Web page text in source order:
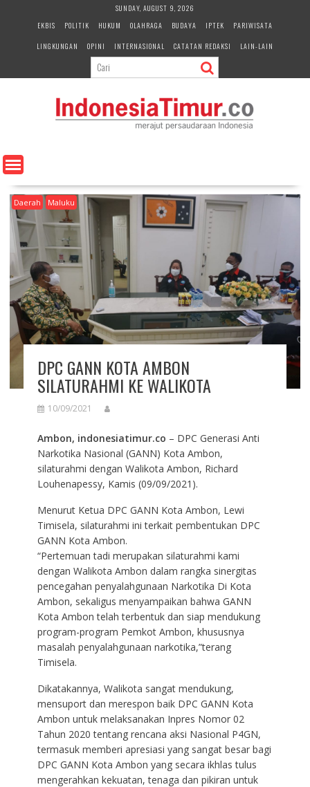
e
n
SUNDAY, AUGUST 9, 2026
EKBIS
POLITIK HUKUM OLAHRAGA BUDAYA IPTEK
PARIWISATA
LINGKUNGAN
OPINI INTERNASIONAL CATATAN REDAKSI LAIN-LAIN
Daerah Maluku
DPC GANN KOTA AMBON
SILATURAHMI KE WALIKOTA
10/09/2021
Ambon, indonesiatimur.co – DPC Generasi Anti
Narkotika Nasional (GANN) Kota Ambon,
silaturahmi dengan Walikota Ambon, Richard
Louhenapessy, Kamis (09/09/2021).
Menurut Ketua DPC GANN Kota Ambon, Lewi
Timisela, silaturahmi ini terkait pembentukan DPC
GANN Kota Ambon.
“Pertemuan tadi merupakan silaturahmi kami
dengan Walikota Ambon dalam rangka sinergitas
pencegahan penyalahgunaan Narkotika Di Kota
Ambon, sekaligus menyampaikan bahwa GANN
Kota Ambon telah terbentuk dan siap mendukung
program-program Pemkot Ambon, khususnya
masalah penyalahgunaan narkotika,”terang
Timisela.
Dikatakannya, Walikota sangat mendukung,
mensuport dan merespon baik DPC GANN Kota
Ambon untuk melaksanakan Inpres Nomor 02
Tahun 2020 tentang rencana aksi Nasional P4GN,
termasuk memberi apresiasi yang sangat besar bagi
DPC GANN Kota Ambon yang secara ikhlas tulus
mengerahkan kekuatan, tenaga dan pikiran untuk